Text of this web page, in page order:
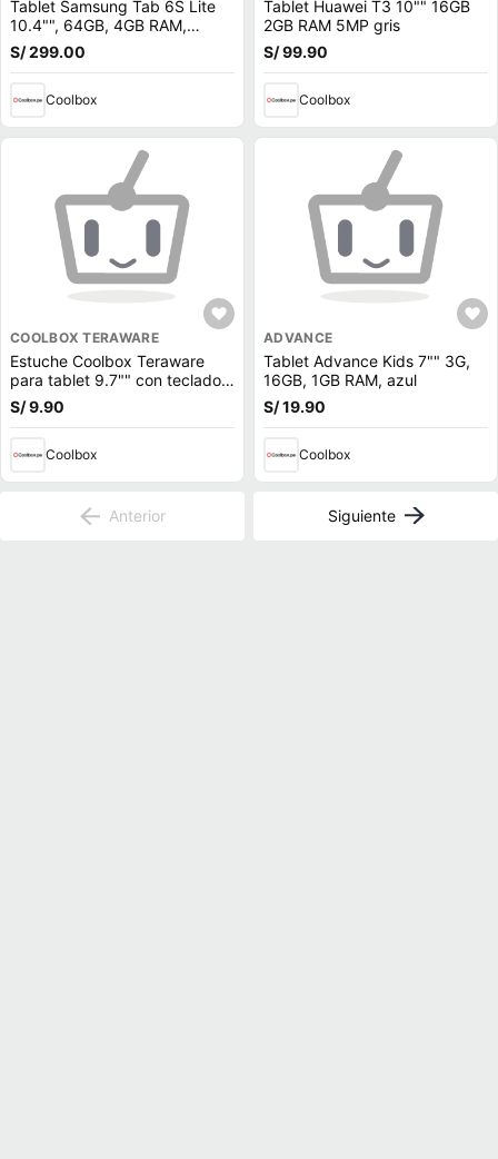
Tablet Samsung Tab 6S Lite
10.4"", 64GB, 4GB RAM,
cámara principal 8MP y frontal
5MP, Octa-Core, 7040 mAh,
S/ 299.00
Coolbox
Tablet Huawei T3 10"" 16GB
2GB RAM 5MP gris
S/ 99.90
Coolbox
COOLBOX TERAWARE
Estuche Coolbox Teraware
para tablet 9.7"" con teclado
micro usb
S/ 9.90
Coolbox
ADVANCE
Tablet Advance Kids 7"" 3G,
16GB, 1GB RAM, azul
S/ 19.90
Coolbox
Anterior Siguiente